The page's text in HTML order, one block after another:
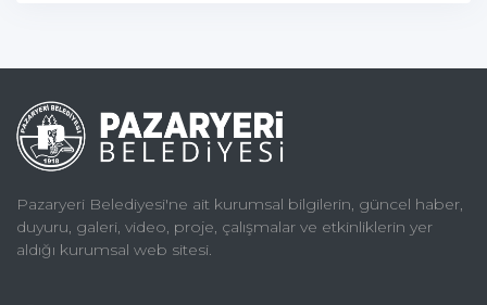
Pazaryeri Belediyesi'ne ait kurumsal bilgilerin, güncel haber,
duyuru, galeri, video, proje, çalışmalar ve etkinliklerin yer
aldığı kurumsal web sitesi.